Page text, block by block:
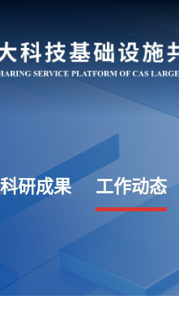
科研成果 工作动态